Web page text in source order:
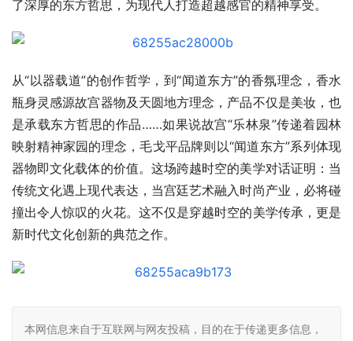
了深厚的东方哲思，为现代人打造超越感官的精神享受。
从“以器载道”的创作哲学，到“闻道东方”的香氛理念，香水
瓶身灵感源故宫器物及天圆地方理念，产品不仅是美妆，也
是承载东方哲思的作品……如果说故宫“乐林泉”传递着园林
映射精神家园的理念，毛戈平品牌则以“闻道东方”系列体现
器物即文化载体的价值。这场跨越时空的美学对话证明：当
传统文化遇上现代表达，当宫廷艺术融入时尚产业，必将碰
撞出令人惊叹的火花。这不仅是穿越时空的美学传承，更是
新时代文化创新的典范之作。
本网信息来自于互联网与网友投稿，目的在于传递更多信息，